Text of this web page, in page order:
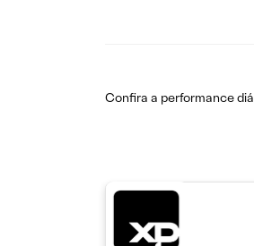
Confira a performance